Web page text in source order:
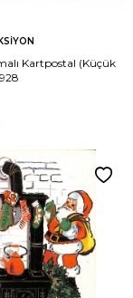
Kartpostal (Küçük